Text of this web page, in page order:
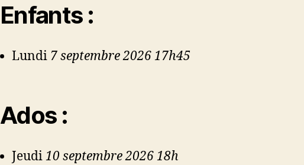
Enfants :
Lundi 7 septembre 2026 17h45
Ados :
Jeudi10 septembre 2026 18h